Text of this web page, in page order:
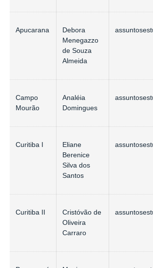
Apucarana
Debora
Menegazzo
de Souza
Almeida
Campo
Mourão
Analéia
Domingues
Curitiba I
Eliane
Berenice
Silva dos
Santos
Curitiba II
Cristóvão de
Oliveira
Carraro